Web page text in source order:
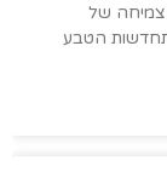
של
הטבע